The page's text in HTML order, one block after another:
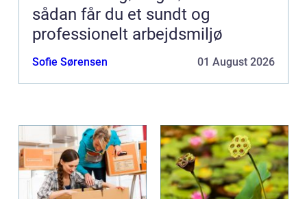
sådan får du et sundt og
professionelt arbejdsmiljø
Sofie Sørensen 01 August 2026